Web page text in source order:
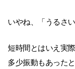
いやね、「うるさ
短時間とはいえ実
多少振動もあったと